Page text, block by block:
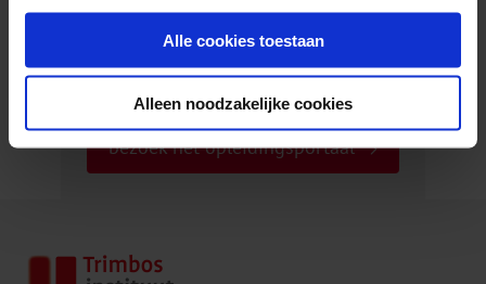
intrekken.
Alle cookies toestaan
Alleen noodzakelijke cookies
Op zoek naar een training?
of e-learning?
bezoek het opleidingsportaal